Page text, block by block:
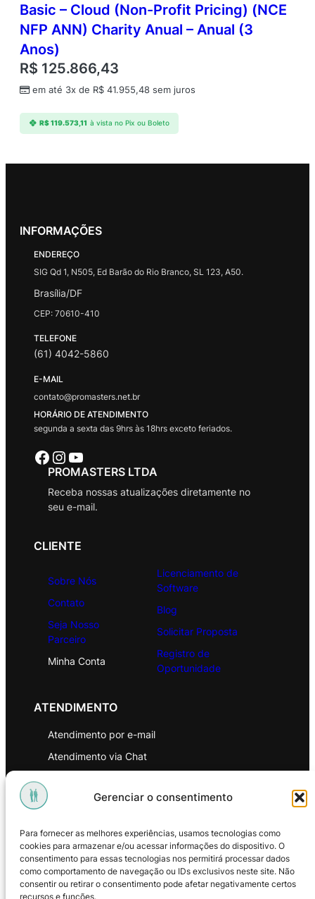
Gerenciar o consentimento
Para fornecer as melhores experiências, usamos tecnologias como
cookies para armazenar e/ou acessar informações do dispositivo. O
consentimento para essas tecnologias nos permitirá processar dados
como comportamento de navegação ou IDs exclusivos neste site. Não
consentir ou retirar o consentimento pode afetar negativamente certos
recursos e funções.
Basic – Cloud (Non-Profit Pricing) (NCE
NFP ANN) Charity Anual – Anual (3
Anos)
R$ 125.866,43
em até 3x de R$ 41.955,48 sem juros
R$119.573,11 à vista no Pix ou Boleto
INFORMAÇÕES
ENDEREÇO
SIG Qd 1, N505, Ed Barão do Rio Branco, SL 123, A50.
Brasília/DF
CEP: 70610-410
TELEFONE
(61) 4042-5860
E-MAIL
contato@promasters.net.br
HORÁRIO DE ATENDIMENTO
segunda a sexta das 9hrs às 18hrs exceto feriados.
Facebook Instagram Youtube
PROMASTERS LTDA
Receba nossas atualizações diretamente no
seu e-mail.
CLIENTE
Sobre Nós
Contato
Seja Nosso
Parceiro
Minha Conta
Licenciamento de
Software
Blog
Solicitar Proposta
Registro de
Oportunidade
ATENDIMENTO
Atendimento por e-mail
Atendimento via Chat
Política de Privacidade
Política de Troca e Devoluções
Política de Reembolso